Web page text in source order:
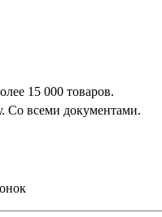
15 000 товаров.
Со всеми документами.